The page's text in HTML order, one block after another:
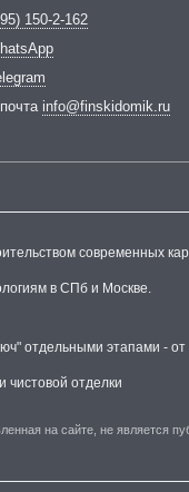
150-2-162
info@finskidomik.ru
современных
в СПб и Москве.
отдельными этапами -
чистовой отделки
на сайте, не является